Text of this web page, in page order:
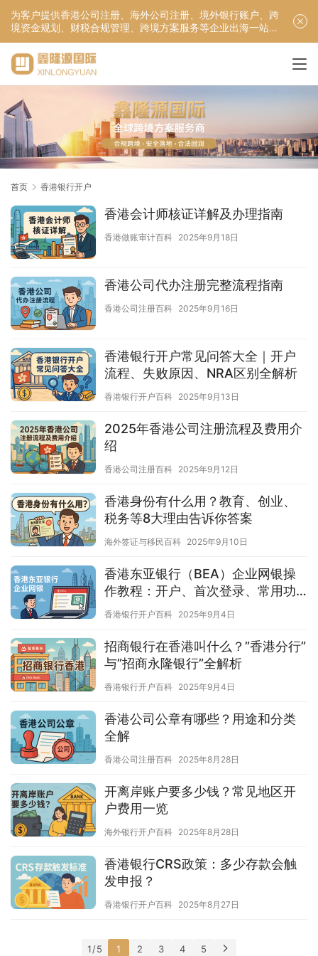
为客户提供香港公司注册、海外公司注册、境外银行账户、跨
境资金规划、财税合规管理、跨境方案服务等企业出海一站式
服务！
首页 香港银行开户
香港会计师核证详解及办理指南
香港做账审计百科 2025年9月18日
香港公司代办注册完整流程指南
香港公司注册百科 2025年9月16日
香港银行开户常见问答大全｜开户
流程、失败原因、NRA区别全解析
香港银行开户百科 2025年9月13日
2025年香港公司注册流程及费用介
绍
香港公司注册百科 2025年9月12日
香港身份有什么用？教育、创业、
税务等8大理由告诉你答案
海外签证与移民百科 2025年9月10日
香港东亚银行（BEA）企业网银操
作教程：开户、首次登录、常用功
能一篇搞懂
香港银行开户百科 2025年9月4日
招商银行在香港叫什么？”香港分行”
与”招商永隆银行”全解析
香港银行开户百科 2025年9月4日
香港公司公章有哪些？用途和分类
全解
香港公司注册百科 2025年8月28日
开离岸账户要多少钱？常见地区开
户费用一览
海外银行开户百科 2025年8月28日
香港银行CRS政策：多少存款会触
发申报？
香港银行开户百科 2025年8月27日
1 / 5 1 2 3 4 5